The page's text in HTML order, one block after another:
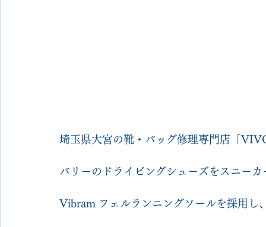
埼玉県大宮の靴・バッグ修理専門店「
バリーのドライビングシューズをスニー
Vibram フェルランニングソールを採用し